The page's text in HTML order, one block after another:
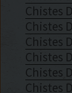
Chistes
Chistes
Chistes
Chistes
Chistes
Chistes